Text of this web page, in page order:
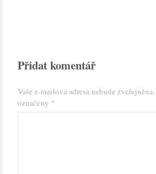
Přidat komentář
Vaše e-mailová adresa nebude zveřejněna.
označeny *